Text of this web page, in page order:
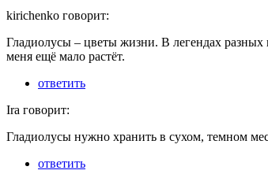
kirichenko говорит:
Гладиолусы – цветы жизни. В легендах разных
меня ещё мало растёт.
ответить
Ira говорит:
Гладиолусы нужно хранить в сухом, темном
ответить